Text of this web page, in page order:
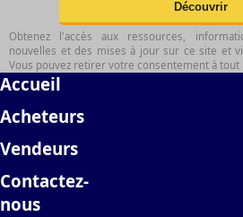
Obtenez l'accès aux ressources,
nouvelles et des mises à jour sur ce site et
Vous pouvez retirer votre consentement à tout
Accueil
Acheteurs
Vendeurs
Contactez-
nous